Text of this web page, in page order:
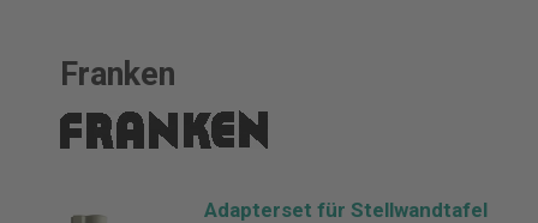
Franken
Adapterset für Stellwandtafel